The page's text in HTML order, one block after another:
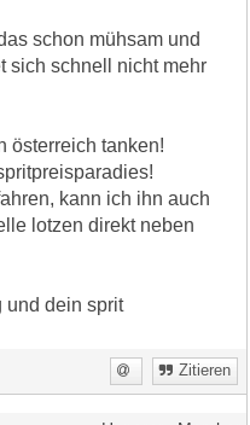
schon mühsam und
sich schnell nicht mehr
österreich tanken!
kann ich ihn auch
lotzen direkt neben
und dein sprit
Zitieren